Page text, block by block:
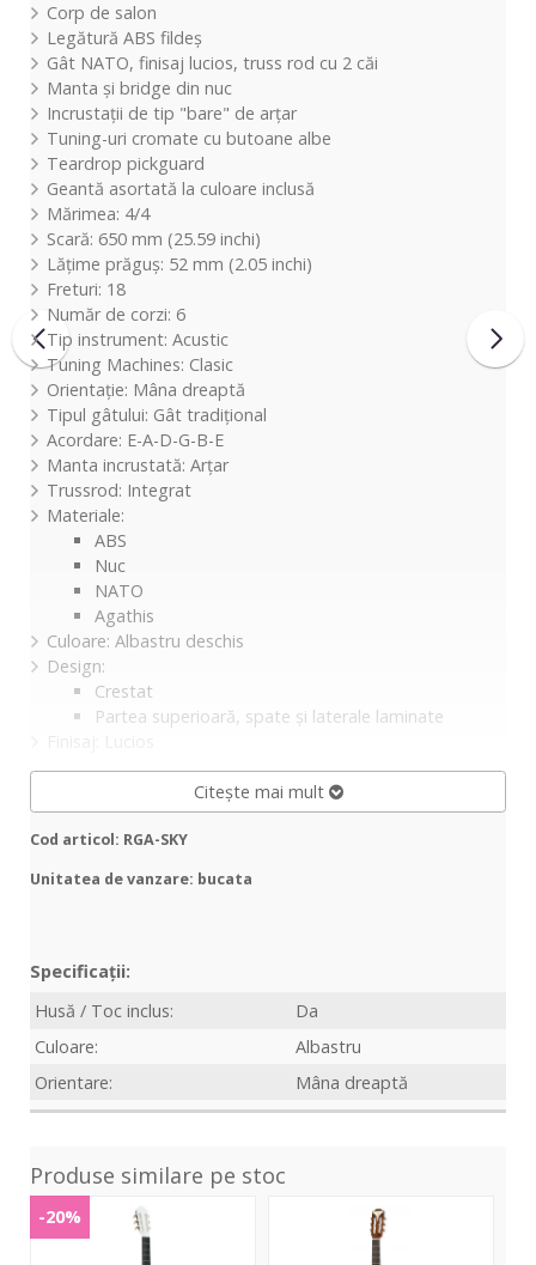
Corp de salon
Legătură ABS fildeș
Gât NATO, finisaj lucios, truss rod cu 2 căi
Manta și bridge din nuc
Incrustații de tip "bare" de arțar
Tuning-uri cromate cu butoane albe
Teardrop pickguard
Geantă asortată la culoare inclusă
Mărimea: 4/4
Scară: 650 mm (25.59 inchi)
Lățime prăguș: 52 mm (2.05 inchi)
Freturi: 18
Număr de corzi: 6
Tip instrument: Acustic
Tuning Machines: Clasic
Orientație: Mâna dreaptă
Tipul gâtului: Gât tradițional
Acordare: E-A-D-G-B-E
Manta incrustată: Arțar
Trussrod: Integrat
Materiale:
ABS
Nuc
NATO
Agathis
Culoare: Albastru deschis
Design:
Crestat
Partea superioară, spate și laterale laminate
Citește mai mult
Cod articol: RGA-SKY
Unitatea de vanzare: bucata
Specificații:
Husă / Toc inclus:
Da
Culoare:
Albastru
Orientare:
Mâna dreaptă
Produse similare pe stoc
AC-
-20%